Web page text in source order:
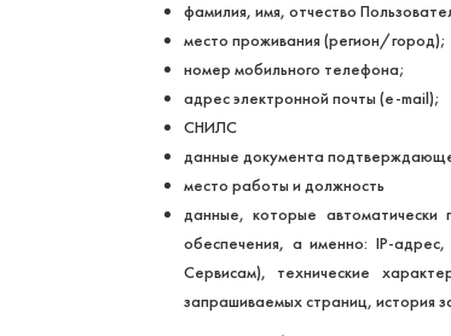
фамилия, имя, отчество
место проживания (регион/город);
номер мобильного телефона;
адрес электронной почты (e-mail);
СНИЛС
данные документа
место работы и должность
данные, которые автоматически
обеспечения, а именно: IP-
Сервисам), технические
запрашиваемых страниц, история